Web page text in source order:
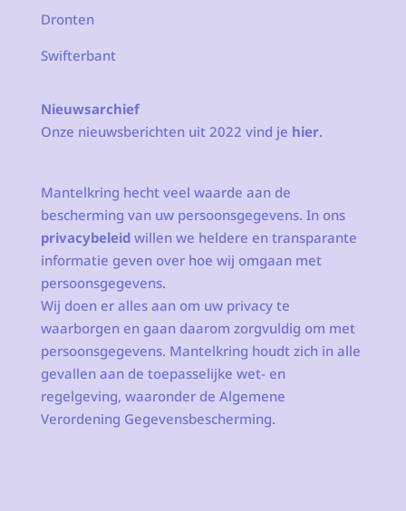
Dronten
Swifterbant
Nieuwsarchief
Onze nieuwsberichten uit 2022 vind je hier.
Mantelkring hecht veel waarde aan de
bescherming van uw persoonsgegevens. In ons
privacybeleidwillen we heldere en transparante
informatie geven over hoe wij omgaan met
persoonsgegevens.
Wij doen er alles aan om uw privacy te
waarborgen en gaan daarom zorgvuldig om met
persoonsgegevens. Mantelkring houdt zich in alle
gevallen aan de toepasselijke wet- en
regelgeving, waaronder de Algemene
Verordening Gegevensbescherming.